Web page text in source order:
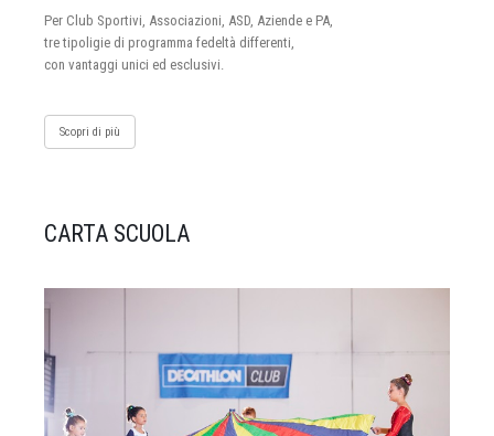
Per Club Sportivi, Associazioni, ASD, Aziende e PA,
tre tipoligie di programma fedeltà differenti,
con vantaggi unici ed esclusivi.
Scopri di più
CARTA SCUOLA